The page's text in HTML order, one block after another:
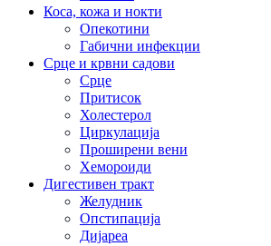
Коса, кожа и нокти
Опекотини
Габични инфекции
Срце и крвни садови
Срце
Притисок
Холестерол
Циркулација
Проширени вени
Хемороиди
Дигестивен тракт
Желудник
Опстипација
Дијареа